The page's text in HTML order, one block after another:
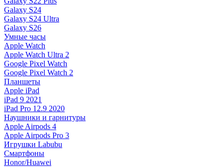
Galaxy S24
Galaxy S24 Ultra
Galaxy S26
Умные часы
Apple Watch
Apple Watch Ultra 2
Google Pixel Watch
Google Pixel Watch 2
Планшеты
Apple iPad
iPad 9 2021
iPad Pro 12.9 2020
Наушники и гарнитуры
Apple Airpods 4
Apple Airpods Pro 3
Игрушки Labubu
Смартфоны
Honor/Huawei